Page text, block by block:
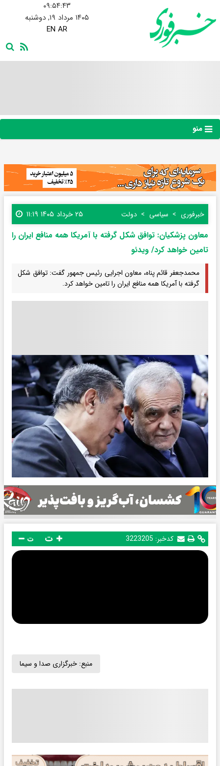
۰۹:۵۴:۴۴
۱۴۰۵ مرداد ۱۹, دوشنبه
EN AR
منو
خبرفوری سیاسی دولت ۲۵ خرداد ۱۴۰۵ ۱۱:۱۹
معاون پزشکیان: توافق شکل گرفته با آمریکا همه منافع ایران را
تامین خواهد کرد/ ویدئو
محمدجعفر قائم پناه، معاون اجرایی رئیس جمهور گفت: توافق شکل
گرفته با آمریکا همه منافع ایران را تامین خواهد کرد.
کدخبر: 3223205 ت
منبع: خبرگزاری صدا و سیما